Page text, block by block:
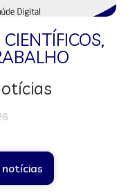
,